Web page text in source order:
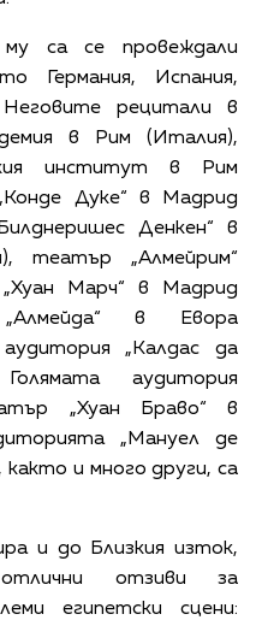
са се провеждали
Германия, Испания,
рецитали в
в Рим (Италия),
институт в Рим
Дуке“ в Мадрид
Денкен“ в
театър „Алмейрим“
Марч“ в Мадрид
в Евора
„Калдас да
аудитория
„Хуан Браво“ в
„Мануел де
както и много други, са
и до Близкия изток,
отзиви за
египетски сцени: